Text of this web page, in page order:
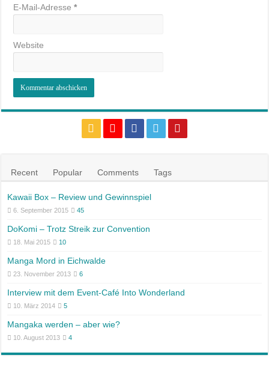
E-Mail-Adresse*
Website
Recent Popular Comments Tags
Kawaii Box – Review und Gewinnspiel
6. September 2015 45
DoKomi – Trotz Streik zur Convention
18. Mai 2015 10
Manga Mord in Eichwalde
23. November 2013 6
Interview mit dem Event-Café Into Wonderland
10. März 2014 5
Mangaka werden – aber wie?
10. August 2013 4